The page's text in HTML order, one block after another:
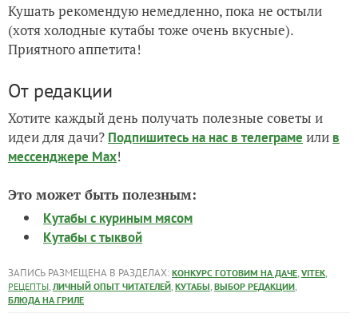
Кушать рекомендую немедленно, пока не остыли
(хотя холодные кутабы тоже очень вкусные).
Приятного аппетита!
От редакции
Хотите каждый день получать полезные советы и
идеи для дачи? Подпишитесь на нас в телеграме или в
мессенджере Max!
Это может быть полезным:
Кутабы с куриным мясом
Кутабы с тыквой
ЗАПИСЬ РАЗМЕЩЕНА В РАЗДЕЛАХ: КОНКУРС ГОТОВИМ НА ДАЧЕ, VITEK,
РЕЦЕПТЫ, ЛИЧНЫЙ ОПЫТ ЧИТАТЕЛЕЙ, КУТАБЫ, ВЫБОР РЕДАКЦИИ,
БЛЮДА НА ГРИЛЕ